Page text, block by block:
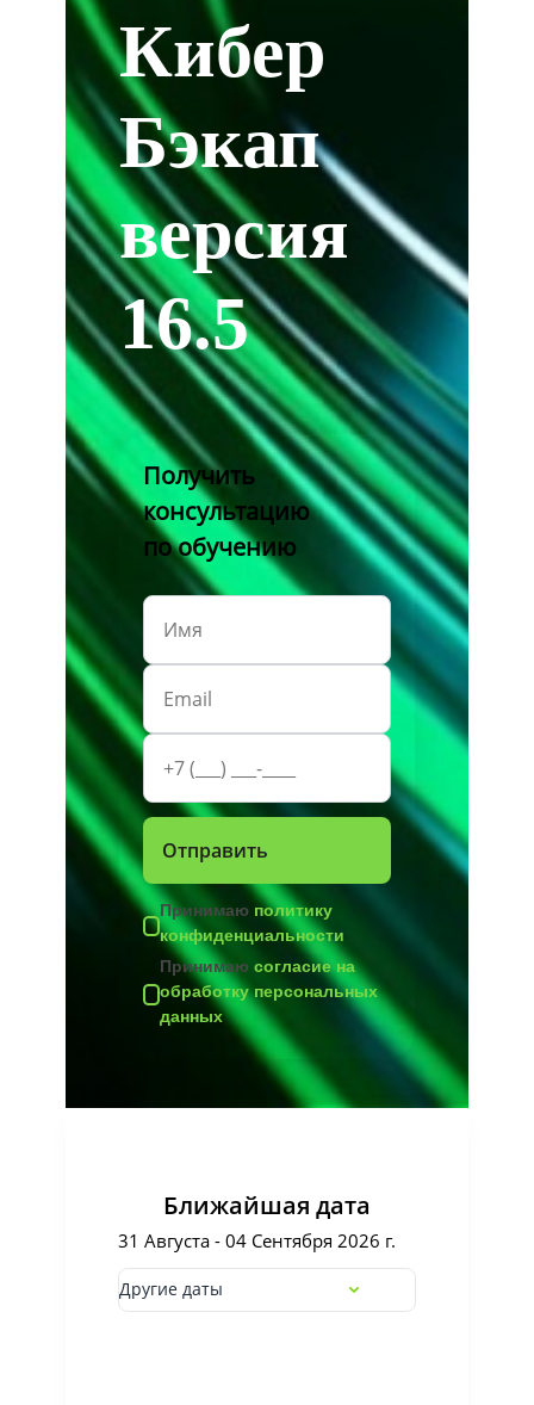
Кибер
Бэкап
версия
16.5
Получить
консультацию
по обучению
Принимаю политику
конфиденциальности
Принимаю согласие на
обработку персональных
данных
Ближайшая дата
31 Августа - 04 Сентября 2026 г.
Другие даты